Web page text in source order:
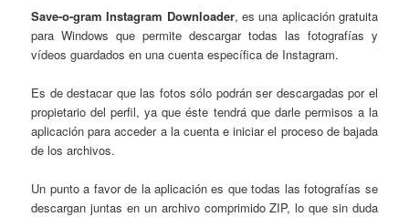
Save-o-gram Instagram Downloader, es una aplicación gratuita
para Windows que permite descargar todas las fotografías y
vídeos guardados en una cuenta específica de Instagram.
Es de destacar que las fotos sólo podrán ser descargadas por el
propietario del perfil, ya que éste tendrá que darle permisos a la
aplicación para acceder a la cuenta e iniciar el proceso de bajada
de los archivos.
Un punto a favor de la aplicación es que todas las fotografías se
descargan juntas en un archivo comprimido ZIP, lo que sin duda